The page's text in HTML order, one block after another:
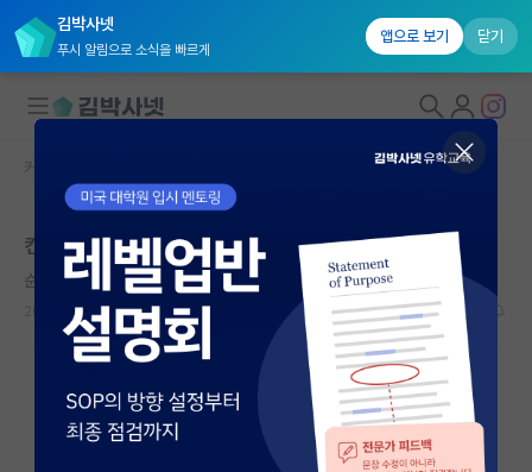
김박사넷
푸시 알림으로 소식을 빠르게
앱으로 보기 닫기
대학원생 모집
국내대학원 정보
연구실&오픈랩
커뮤니티
커뮤니티 홈
전체글보기
커뮤니티 홈
컨택 후 면담
순수한 버트런드 러셀
2024.06.16 1 1068